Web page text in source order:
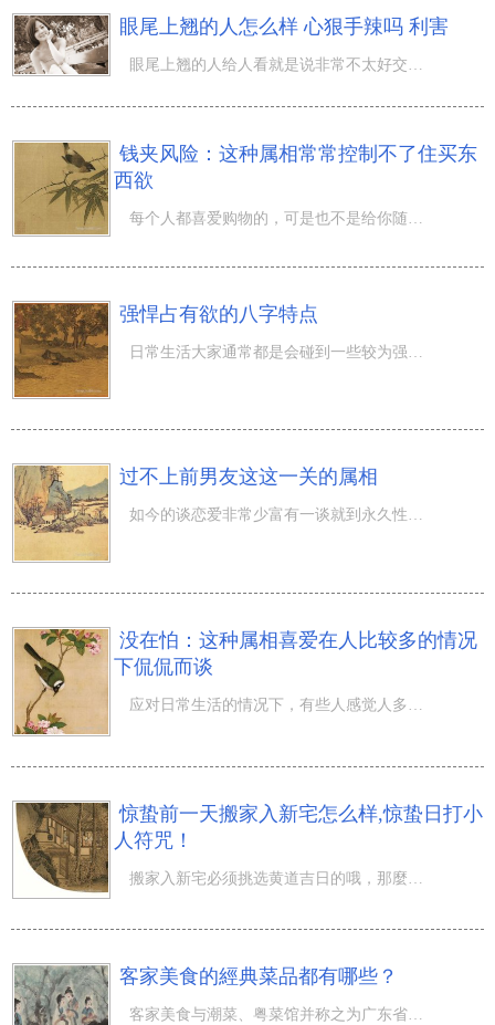
眼尾上翘的人怎么样 心狠手辣吗 利害
眼尾上翘的人给人看就是说非常不太好交往的觉得，有时你积极跟她们說話，她们都是一幅爱理不睬的模样，本质
钱夹风险：这种属相常常控制不了住买东
西欲
强悍占有欲的八字特点
日常生活大家通常都是会碰到一些较为强悍的人，而这类人不仅仅仅在性情上较为强悍，并且独占欲也是会较为强
过不上前男友这这一关的属相
如今的谈恋爱非常少富有一谈就到永久性的，很多人都经历过不仅一段的感情，提出分手之后很多人都是会伤心，
没在怕：这种属相喜爱在人比较多的情况
下侃侃而谈
惊蛰前一天搬家入新宅怎么样,惊蛰日打小
人符咒！
搬家入新宅必须挑选黄道吉日的哦，那麼惊蛰前一天搬家入新宅怎么样,惊蛰日打小人符咒！時间一直悄悄的踏过
客家美食的經典菜品都有哪些？
客家美食与潮菜、粤菜馆并称之为广东省三大特色菜，它以自身与众不同的口味获得了大家的认同，是在中国十分